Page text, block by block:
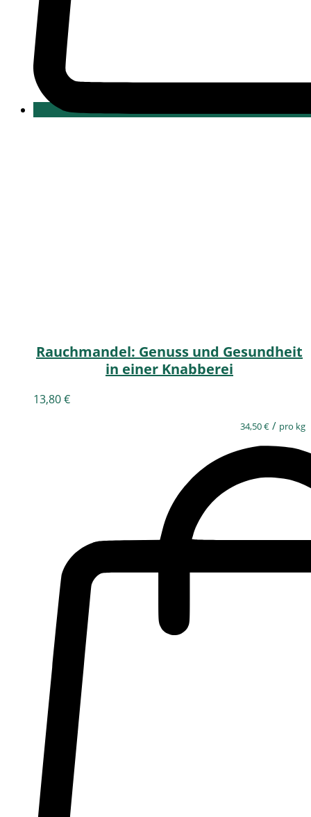
Rauchmandel: Genuss und Gesundheit
in einer Knabberei
13,80€
34,50€ / pro kg